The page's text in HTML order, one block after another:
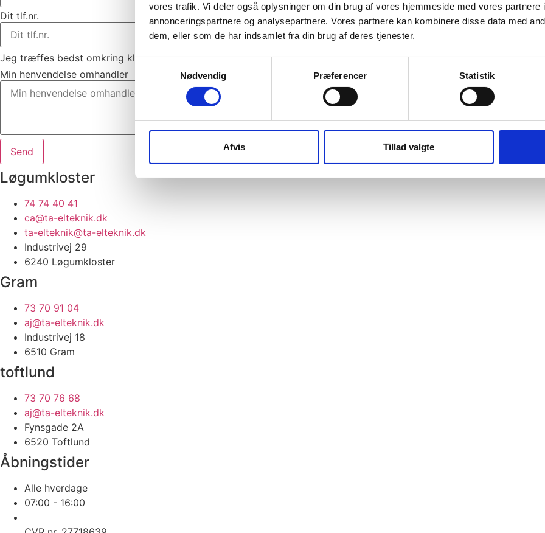
vores trafik. Vi deler også oplysninger om din brug af vores hjemmeside med vores partnere
annonceringspartnere og analysepartnere. Vores partnere kan kombinere disse data med
dem, eller som de har indsamlet fra din brug af deres tjenester.
Nødvendig
Præferencer Statistik
Afvis Tillad valgte
Dit tlf.nr.
Jeg træffes bedst omkring kl
Min henvendelse omhandler
Send
Løgumkloster
74 74 40 41
ca@ta-elteknik.dk
ta-elteknik@ta-elteknik.dk
Industrivej 29
6240 Løgumkloster
Gram
73 70 91 04
aj@ta-elteknik.dk
Industrivej 18
6510 Gram
toftlund
73 70 76 68
aj@ta-elteknik.dk
Fynsgade 2A
6520 Toftlund
Åbningstider
Alle hverdage
07:00 - 16:00